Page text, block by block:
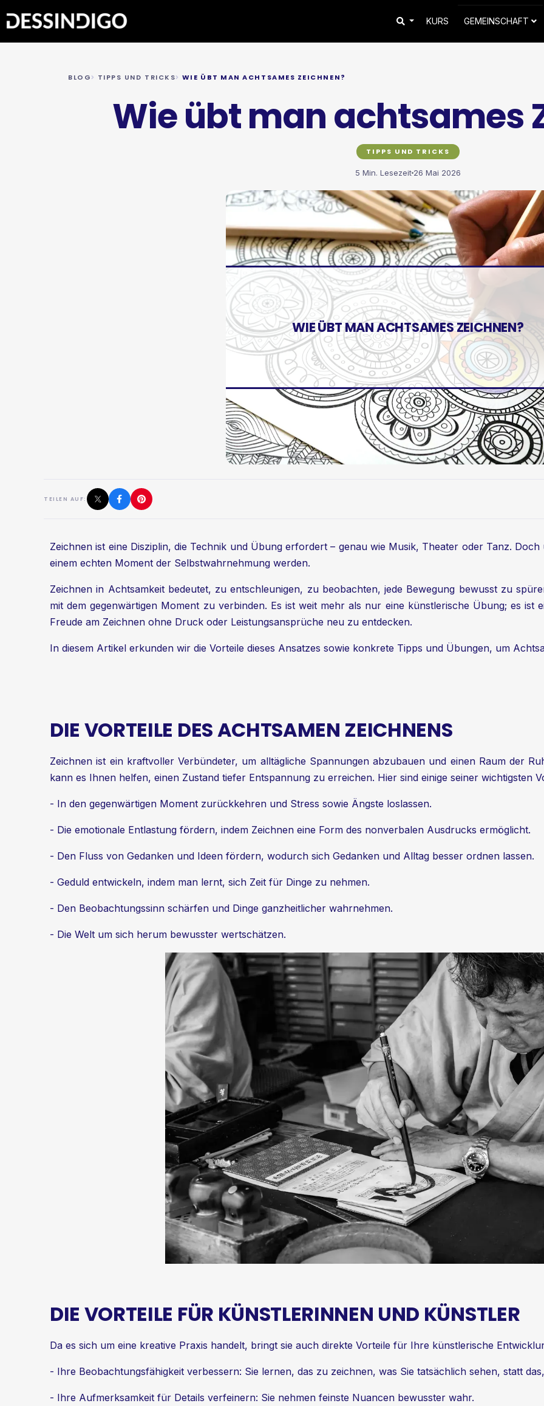
KURS GEMEINSCHAFT
BLOG TIPPS UND TRICKS WIE ÜBT MAN ACHTSAMES ZEICHNEN?
Wie übt man achtsames
TIPPS UND TRICKS
5 Min. Lesezeit 26 Mai 2026
WIE ÜBT MAN ACHTSAMES ZEICHNEN?
TEILEN AUF:
Zeichnen ist eine Disziplin, die Technik und Übung erfordert – genau wie Musik, Theater oder Tanz.
einem echten Moment der Selbstwahrnehmung werden.
Zeichnen in Achtsamkeit bedeutet, zu entschleunigen, zu beobachten, jede Bewegung bewusst zu
mit dem gegenwärtigen Moment zu verbinden. Es ist weit mehr als nur eine künstlerische Übung; es ist
Freude am Zeichnen ohne Druck oder Leistungsansprüche neu zu entdecken.
In diesem Artikel erkunden wir die Vorteile dieses Ansatzes sowie konkrete Tipps und Übungen, um
DIE VORTEILE DES ACHTSAMEN ZEICHNENS
Zeichnen ist ein kraftvoller Verbündeter, um alltägliche Spannungen abzubauen und einen Raum der
kann es Ihnen helfen, einen Zustand tiefer Entspannung zu erreichen. Hier sind einige seiner wichtigsten
- In den gegenwärtigen Moment zurückkehren und Stress sowie Ängste loslassen.
- Die emotionale Entlastung fördern, indem Zeichnen eine Form des nonverbalen Ausdrucks ermöglicht.
- Den Fluss von Gedanken und Ideen fördern, wodurch sich Gedanken und Alltag besser ordnen lassen.
- Geduld entwickeln, indem man lernt, sich Zeit für Dinge zu nehmen.
- Den Beobachtungssinn schärfen und Dinge ganzheitlicher wahrnehmen.
- Die Welt um sich herum bewusster wertschätzen.
DIE VORTEILE FÜR KÜNSTLERINNEN UND KÜNSTLER
Da es sich um eine kreative Praxis handelt, bringt sie auch direkte Vorteile für Ihre künstlerische
- Ihre Beobachtungsfähigkeit verbessern: Sie lernen, das zu zeichnen, was Sie tatsächlich sehen, statt
- Ihre Aufmerksamkeit für Details verfeinern: Sie nehmen feinste Nuancen bewusster wahr.